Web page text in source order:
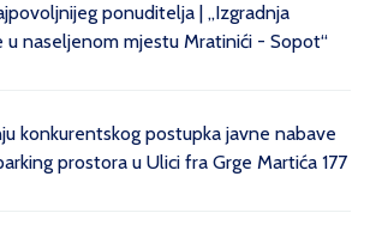
ponuditelja | „Izgradnja
naseljenom mjestu Mratinići - Sopot“
konkurentskog postupka javne nabave
prostora u Ulici fra Grge Martića 177